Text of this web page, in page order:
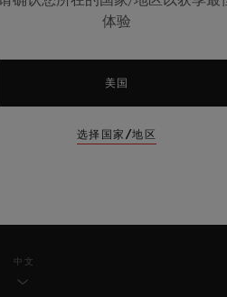
中文
体验
美国
选择国家/地区